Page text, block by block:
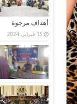
أهداف مرجوة
15 فبراير، 2024